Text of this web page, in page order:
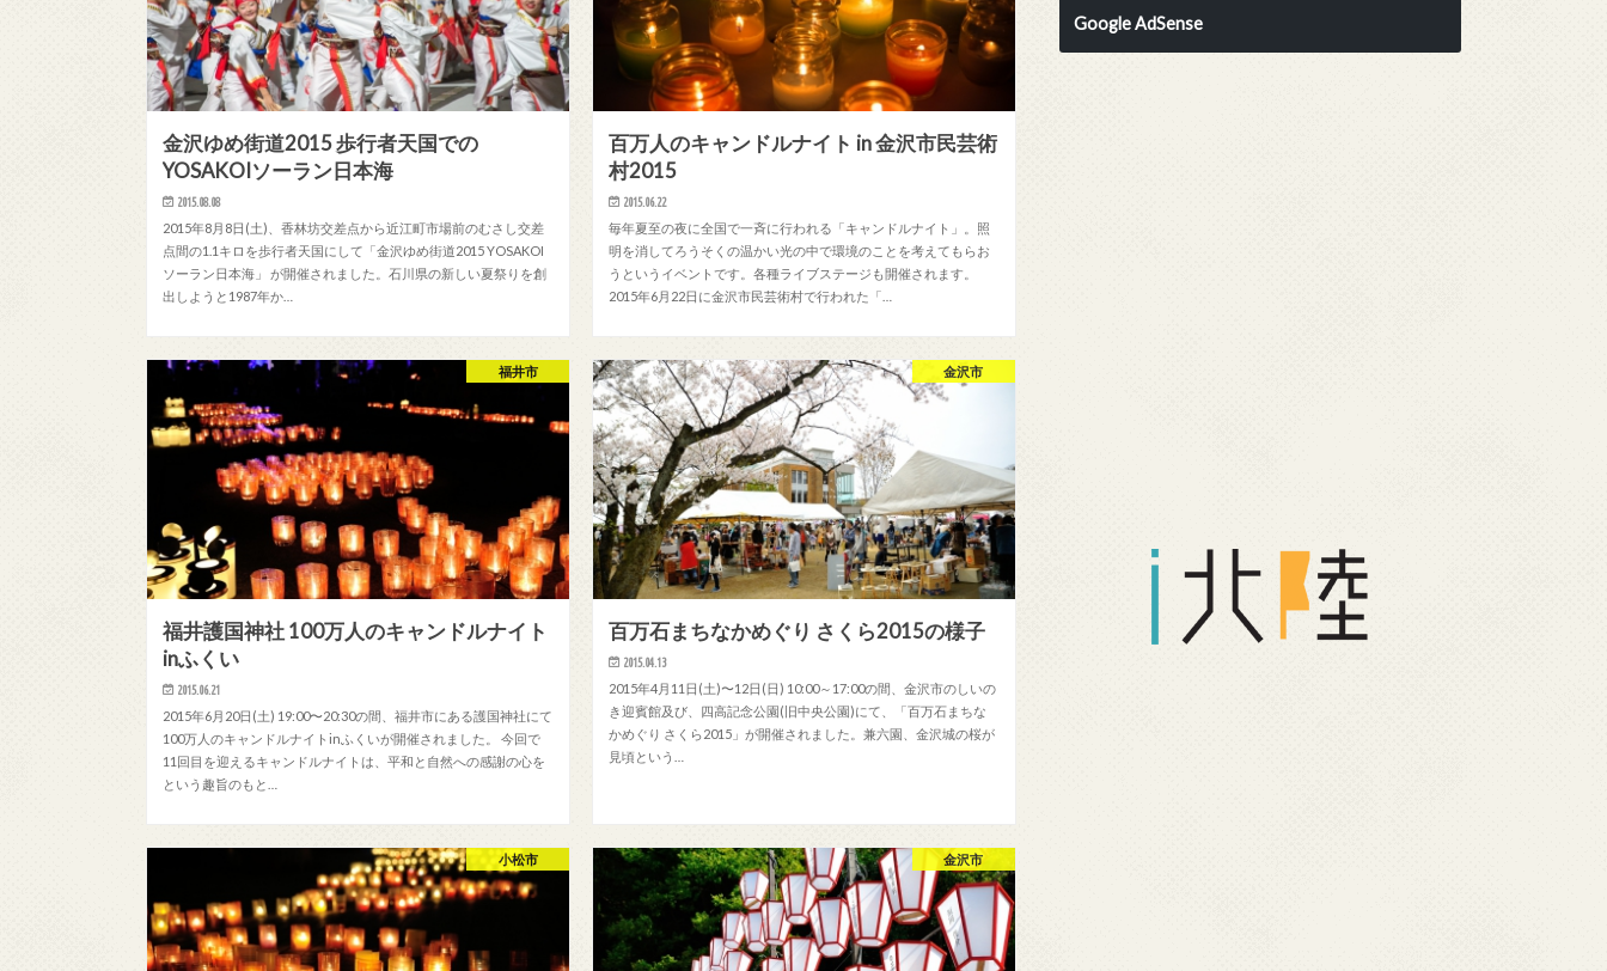
金沢ゆめ街道2015 歩行者天国での
YOSAKOIソーラン日本海
2015.08.08
2015年8月8日(土)、香林坊交差点から近江町市場前のむさし交差
点間の1.1キロを歩行者天国にして「金沢ゆめ街道2015 YOSAKOI
ソーラン日本海」 が開催されました。石川県の新しい夏祭りを創
出しようと1987年か…
百万人のキャンドルナイト in 金沢市民芸術
村2015
2015.06.22
毎年夏至の夜に全国で一斉に行われる「キャンドルナイト」。照
明を消してろうそくの温かい光の中で環境のことを考えてもらお
うというイベントです。各種ライブステージも開催されます。
2015年6月22日に金沢市民芸術村で行われた「…
福井市
福井護国神社 100万人のキャンドルナイト
inふくい
2015.06.21
2015年6月20日(土) 19:00〜20:30の間、福井市にある護国神社にて
100万人のキャンドルナイトinふくいが開催されました。 今回で
11回目を迎えるキャンドルナイトは、平和と自然への感謝の心を
という趣旨のもと…
金沢市
百万石まちなかめぐり さくら2015の様子
2015.04.13
2015年4月11日(土)〜12日(日) 10:00～17:00の間、金沢市のしいの
き迎賓館及び、四高記念公園(旧中央公園)にて、「百万石まちな
かめぐり さくら2015」が開催されました。兼六園、金沢城の桜が
見頃という…
小松市 金沢市
Google AdSense